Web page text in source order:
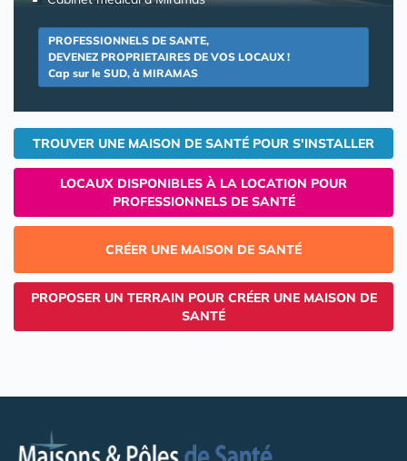
PROFESSIONNELS DE SANTE,
DEVENEZ PROPRIETAIRES DE VOS LOCAUX !
Cap sur le SUD, à MIRAMAS
TROUVER UNE MAISON DE SANTÉ POUR S'INSTALLER
LOCAUX DISPONIBLES À LA LOCATION POUR
PROFESSIONNELS DE SANTÉ
CRÉER UNE MAISON DE SANTÉ
PROPOSER UN TERRAIN POUR CRÉER UNE MAISON DE
SANTÉ